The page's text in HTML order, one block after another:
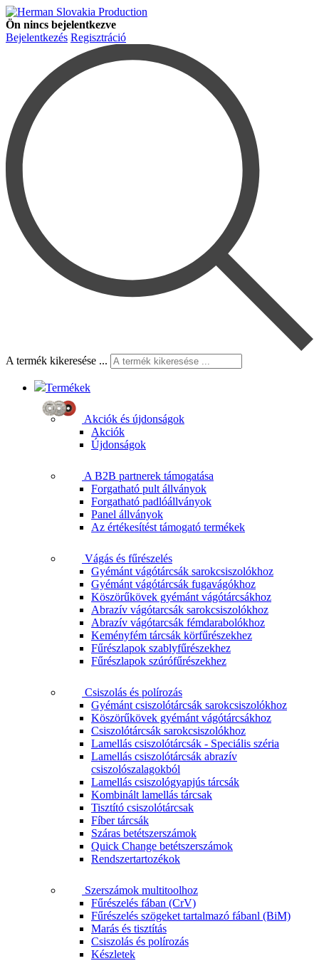
Ön nincs bejelentkezve
Bejelentkezés Regisztráció
A termék kikeresése ...
Termékek
Akciók és újdonságok
Akciók
Újdonságok
A B2B partnerek támogatása
Forgatható pult állványok
Forgatható padlóállványok
Panel állványok
Az értékesítést támogató termékek
Vágás és fűrészelés
Gyémánt vágótárcsák sarokcsiszolókhoz
Gyémánt vágótárcsák fugavágókhoz
Köszörűkövek gyémánt vágótárcsákhoz
Abrazív vágótarcsák sarokcsiszolókhoz
Abrazív vágótarcsák fémdarabolókhoz
Keményfém tárcsák körfűrészekhez
Fűrészlapok szablyfűrészekhez
Fűrészlapok szúrófűrészekhez
Csiszolás és polírozás
Gyémánt csiszolótárcsák sarokcsiszolókhoz
Köszörűkövek gyémánt vágótárcsákhoz
Csiszolótárcsák sarokcsiszolókhoz
Lamellás csiszolótárcsák - Speciális széria
Lamellás csiszolótárcsák abrazív
csiszolószalagokból
Lamellás csiszológyapjús tárcsák
Kombinált lamellás tárcsak
Tisztító csiszolótárcsak
Fíber tárcsák
Száras betétszerszámok
Quick Change betétszerszámok
Rendszertartozékok
Szerszámok multitoolhoz
Fűrészelés fában (CrV)
Fűrészelés szögeket tartalmazó fábanl (BiM)
Marás és tisztítás
Csiszolás és polírozás
Készletek